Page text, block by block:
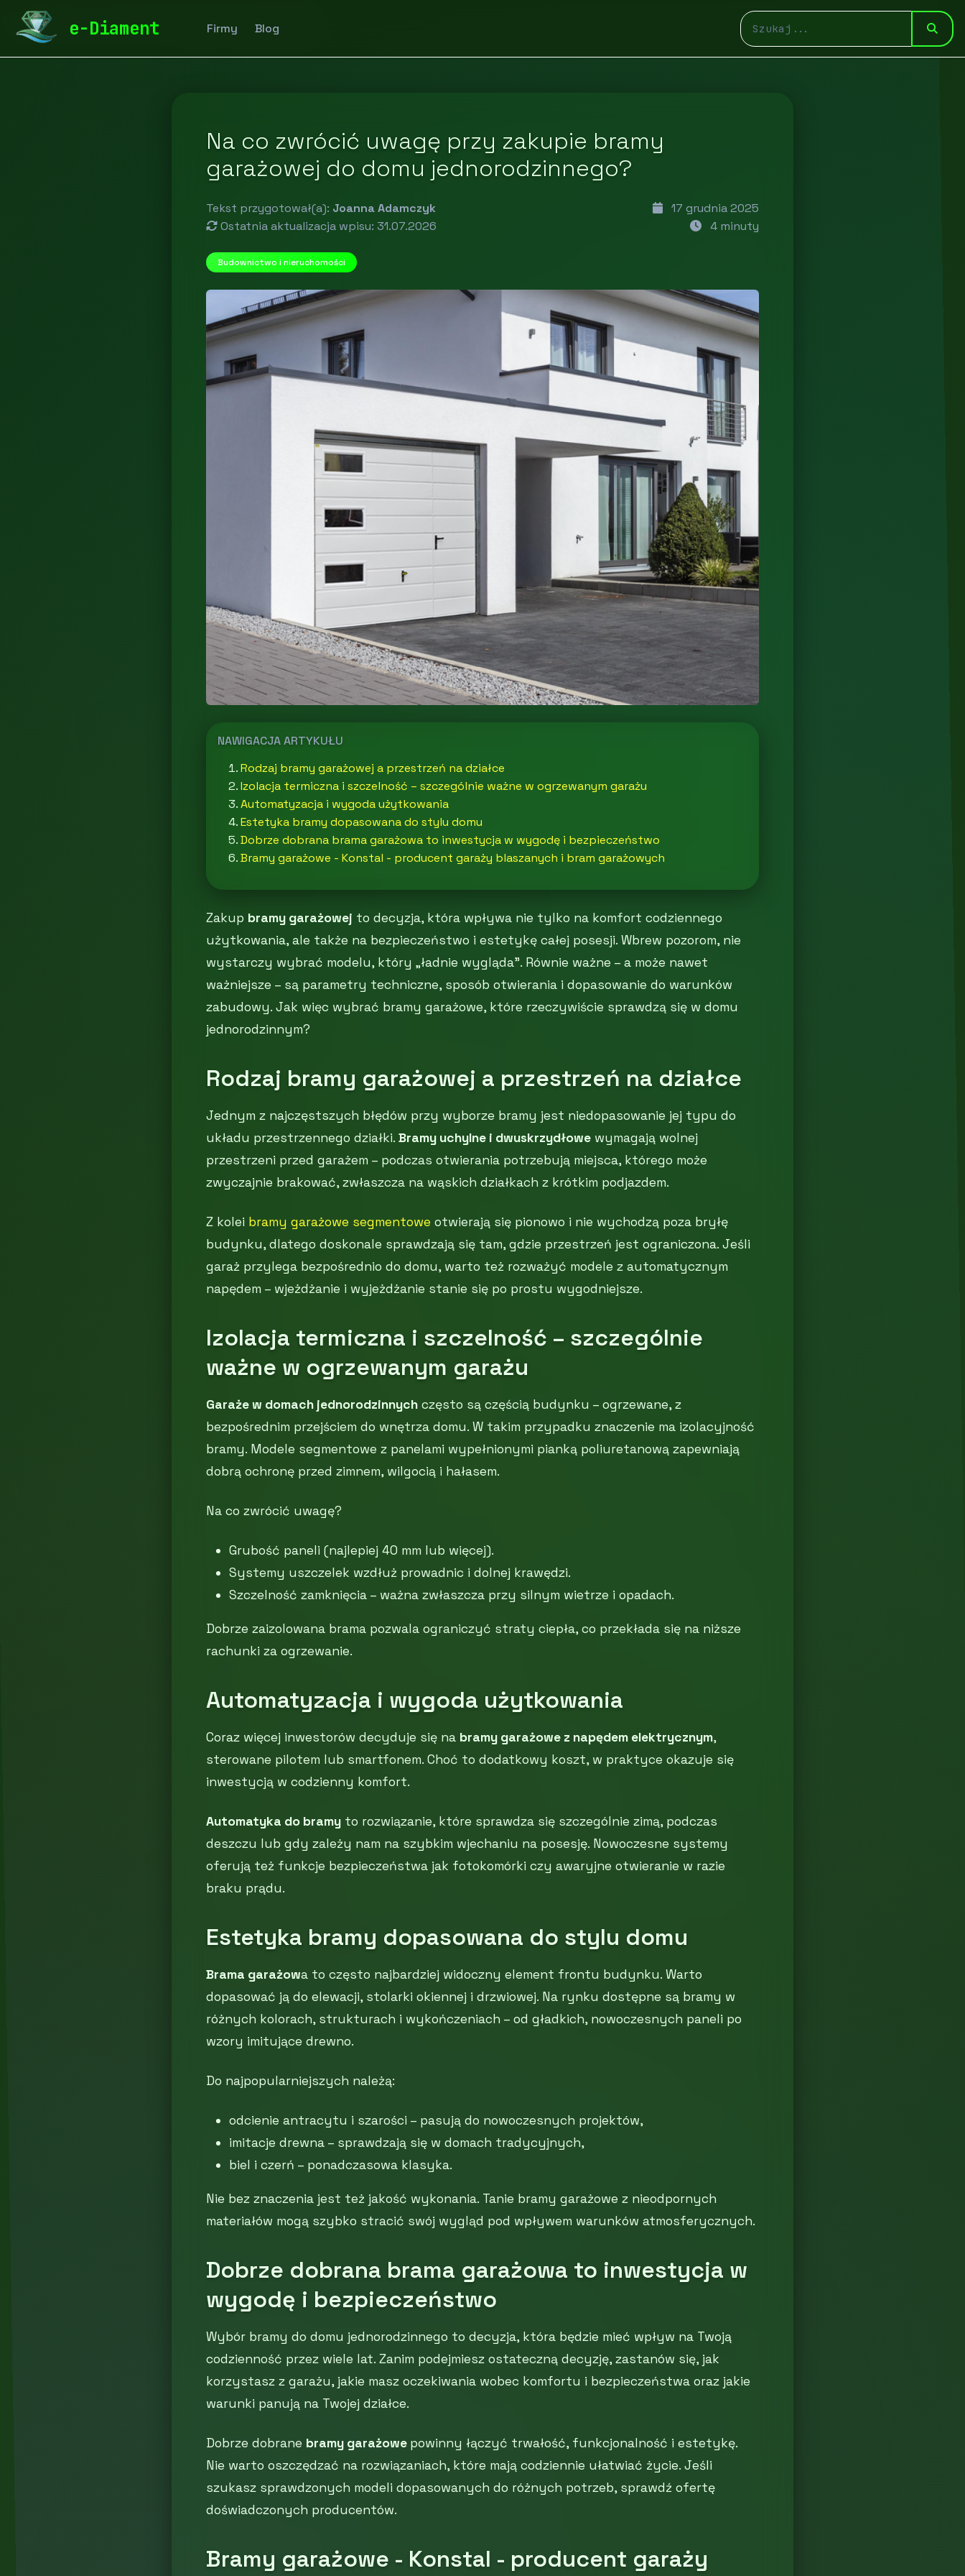
e-Diament Firmy Blog
diamentspa.pl Budownictwo i nieruchomości
Na co zwrócić uwagę przy zakupie bramy
garażowej do domu jednorodzinnego?
Tekst przygotował(a): Joanna Adamczyk
17 grudnia 2025
Ostatnia aktualizacja wpisu: 31.07.2026
4 minuty
Budownictwo i nieruchomości
NAWIGACJA ARTYKUŁU
Rodzaj bramy garażowej a przestrzeń na działce
Izolacja termiczna i szczelność – szczególnie ważne w ogrzewanym garażu
Automatyzacja i wygoda użytkowania
Estetyka bramy dopasowana do stylu domu
Dobrze dobrana brama garażowa to inwestycja w wygodę i bezpieczeństwo
Bramy garażowe - Konstal - producent garaży blaszanych i bram garażowych
Zakup bramy garażowej to decyzja, która wpływa nie tylko na komfort codziennego
użytkowania, ale także na bezpieczeństwo i estetykę całej posesji. Wbrew pozorom, nie
wystarczy wybrać modelu, który „ładnie wygląda”. Równie ważne – a może nawet
ważniejsze – są parametry techniczne, sposób otwierania i dopasowanie do warunków
zabudowy. Jak więc wybrać bramy garażowe, które rzeczywiście sprawdzą się w domu
jednorodzinnym?
Rodzaj bramy garażowej a przestrzeń na działce
Jednym z najczęstszych błędów przy wyborze bramy jest niedopasowanie jej typu do
układu przestrzennego działki. Bramy uchylne i dwuskrzydłowewymagają wolnej
przestrzeni przed garażem – podczas otwierania potrzebują miejsca, którego może
zwyczajnie brakować, zwłaszcza na wąskich działkach z krótkim podjazdem.
Z kolei bramy garażowe segmentowe otwierają się pionowo i nie wychodzą poza bryłę
budynku, dlatego doskonale sprawdzają się tam, gdzie przestrzeń jest ograniczona. Jeśli
garaż przylega bezpośrednio do domu, warto też rozważyć modele z automatycznym
napędem – wjeżdżanie i wyjeżdżanie stanie się po prostu wygodniejsze.
Izolacja termiczna i szczelność – szczególnie
ważne w ogrzewanym garażu
Garaże w domach jednorodzinnychczęsto są częścią budynku – ogrzewane, z
bezpośrednim przejściem do wnętrza domu. W takim przypadku znaczenie ma izolacyjność
bramy. Modele segmentowe z panelami wypełnionymi pianką poliuretanową zapewniają
dobrą ochronę przed zimnem, wilgocią i hałasem.
Na co zwrócić uwagę?
Grubość paneli (najlepiej 40 mm lub więcej).
Systemy uszczelek wzdłuż prowadnic i dolnej krawędzi.
Szczelność zamknięcia – ważna zwłaszcza przy silnym wietrze i opadach.
Dobrze zaizolowana brama pozwala ograniczyć straty ciepła, co przekłada się na niższe
rachunki za ogrzewanie.
Automatyzacja i wygoda użytkowania
Coraz więcej inwestorów decyduje się na bramy garażowe z napędem elektrycznym,
sterowane pilotem lub smartfonem. Choć to dodatkowy koszt, w praktyce okazuje się
inwestycją w codzienny komfort.
Automatyka do bramyto rozwiązanie, które sprawdza się szczególnie zimą, podczas
deszczu lub gdy zależy nam na szybkim wjechaniu na posesję. Nowoczesne systemy
oferują też funkcje bezpieczeństwa jak fotokomórki czy awaryjne otwieranie w razie
braku prądu.
Estetyka bramy dopasowana do stylu domu
Brama garażowa to często najbardziej widoczny element frontu budynku. Warto
dopasować ją do elewacji, stolarki okiennej i drzwiowej. Na rynku dostępne są bramy w
różnych kolorach, strukturach i wykończeniach – od gładkich, nowoczesnych paneli po
wzory imitujące drewno.
Do najpopularniejszych należą:
odcienie antracytu i szarości – pasują do nowoczesnych projektów,
imitacje drewna – sprawdzają się w domach tradycyjnych,
biel i czerń – ponadczasowa klasyka.
Nie bez znaczenia jest też jakość wykonania. Tanie bramy garażowe z nieodpornych
materiałów mogą szybko stracić swój wygląd pod wpływem warunków atmosferycznych.
Dobrze dobrana brama garażowa to inwestycja w
wygodę i bezpieczeństwo
Wybór bramy do domu jednorodzinnego to decyzja, która będzie mieć wpływ na Twoją
codzienność przez wiele lat. Zanim podejmiesz ostateczną decyzję, zastanów się, jak
korzystasz z garażu, jakie masz oczekiwania wobec komfortu i bezpieczeństwa oraz jakie
warunki panują na Twojej działce.
Dobrze dobrane bramy garażowe powinny łączyć trwałość, funkcjonalność i estetykę.
Nie warto oszczędzać na rozwiązaniach, które mają codziennie ułatwiać życie. Jeśli
szukasz sprawdzonych modeli dopasowanych do różnych potrzeb, sprawdź ofertę
doświadczonych producentów.
Bramy garażowe - Konstal - producent garaży